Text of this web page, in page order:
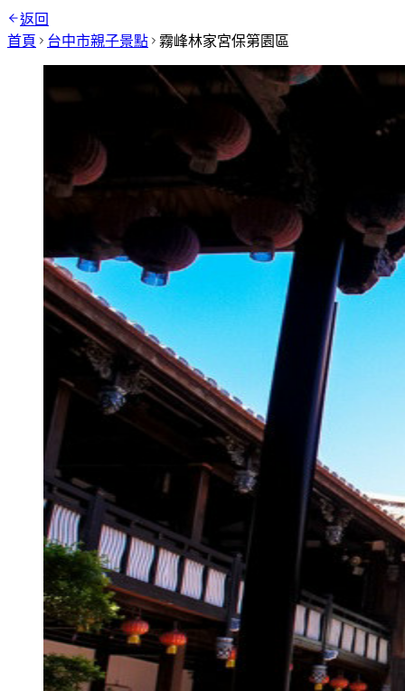
返回
首頁
台中市親子景點 霧峰林家宮保第園區